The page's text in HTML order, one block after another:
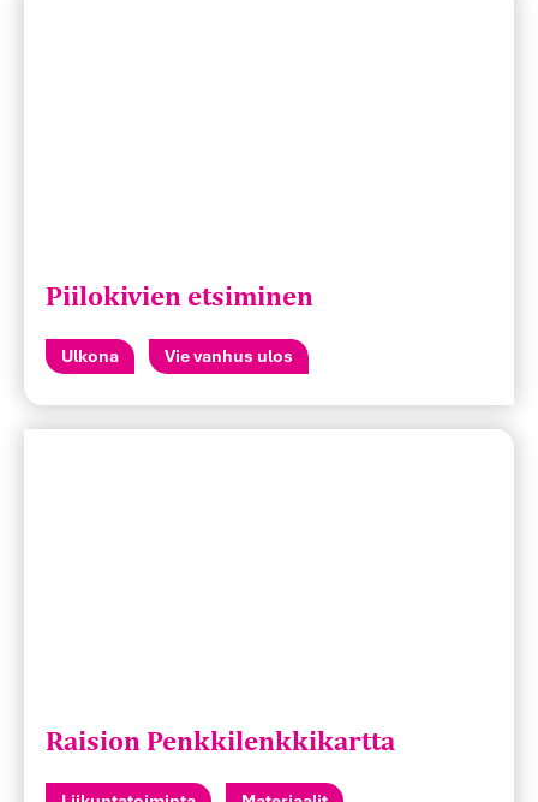
Piilokivien etsiminen
Ulkona Vie vanhus ulos
Raision Penkkilenkkikartta